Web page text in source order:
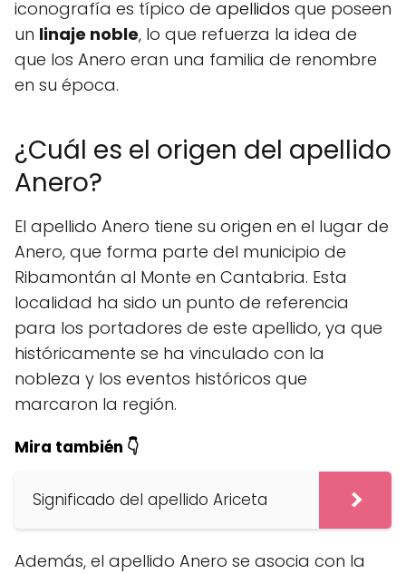
iconografía es típico de apellidos que poseen
un linaje noble, lo que refuerza la idea de
que los Anero eran una familia de renombre
en su época.
¿Cuál es el origen del apellido
Anero?
El apellido Anero tiene su origen en el lugar de
Anero, que forma parte del municipio de
Ribamontán al Monte en Cantabria. Esta
localidad ha sido un punto de referencia
para los portadores de este apellido, ya que
históricamente se ha vinculado con la
nobleza y los eventos históricos que
marcaron la región.
Mira también 👇
Significado del apellido Ariceta
Además, el apellido Anero se asocia con la